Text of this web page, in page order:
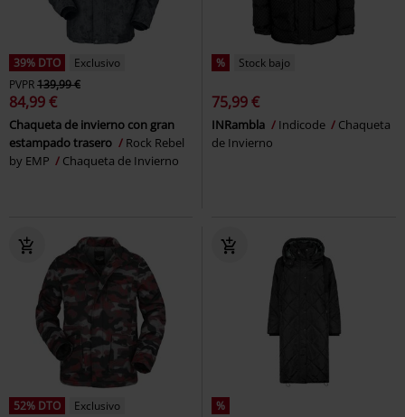
39% DTO
Exclusivo
PVPR139,99 €
84,99 €
Chaqueta de invierno con gran
estampado trasero
Rock Rebel
by EMP
Chaqueta de Invierno
% Stock bajo
75,99 €
INRambla Indicode
Chaqueta
de Invierno
52% DTO
Exclusivo
%